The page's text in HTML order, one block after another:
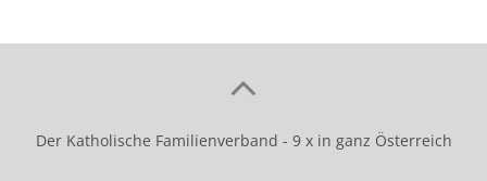
Der Katholische Familienverband - 9 x in ganz Österreich